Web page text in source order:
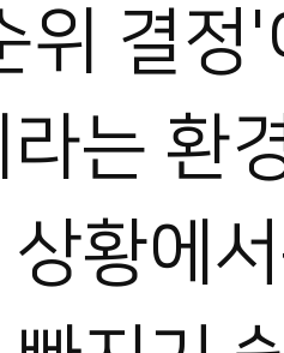
위 결정
는 환
상황에